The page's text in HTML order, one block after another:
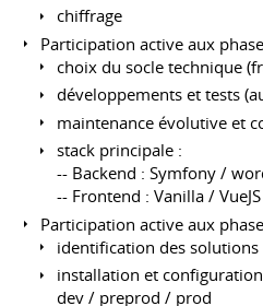
chiffrage
Participation active aux
choix du socle technique
développements et tests
maintenance évolutive et
stack principale :
-- Backend : Symfony /
-- Frontend : Vanilla / VueJS
Participation active aux
identification des
installation et
dev / preprod / prod